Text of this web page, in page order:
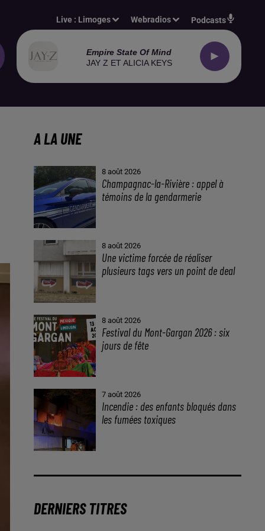
Live : Limoges Webradios Podcasts
Empire State Of Mind
JAY Z ET ALICIA KEYS
A LA UNE
8 août 2026
Champagnac-la-Rivière : appel à
témoins de la gendarmerie
8 août 2026
Une victime forcée de réaliser
plusieurs tags vers un point de deal
8 août 2026
Festival du Mont-Gargan 2026 : six
jours de fête
7 août 2026
Incendie : des enfants bloqués dans
les fumées toxiques
DERNIERS TITRES